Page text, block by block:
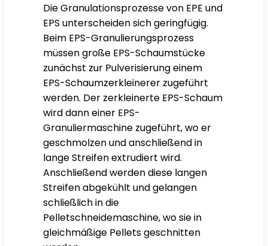
Die Granulationsprozesse von EPE und
EPS unterscheiden sich geringfügig.
Beim EPS-Granulierungsprozess
müssen große EPS-Schaumstücke
zunächst zur Pulverisierung einem
EPS-Schaumzerkleinerer zugeführt
werden. Der zerkleinerte EPS-Schaum
wird dann einer EPS-
Granuliermaschine zugeführt, wo er
geschmolzen und anschließend in
lange Streifen extrudiert wird.
Anschließend werden diese langen
Streifen abgekühlt und gelangen
schließlich in die
Pelletschneidemaschine, wo sie in
gleichmäßige Pellets geschnitten